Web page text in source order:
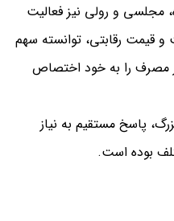
مجلسی و رولی نیز فعالیت
و قیمت رقابتی، توانسته سهم
مصرف را به خود اختصاص
پاسخ مستقیم به نیاز
بوده است.